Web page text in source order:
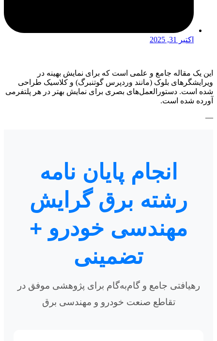
اکتبر 31, 2025
این یک مقاله جامع و علمی است که برای نمایش بهینه در
ویرایشگرهای بلوک (مانند وردپرس گوتنبرگ) و کلاسیک طراحی
شده است. دستورالعمل‌های بصری برای نمایش بهتر در هر پلتفرمی
آورده شده است.
—
انجام پایان نامه
رشته برق گرایش
مهندسی خودرو +
تضمینی
رهیافتی جامع و گام‌به‌گام برای پژوهشی موفق در
تقاطع صنعت خودرو و مهندسی برق